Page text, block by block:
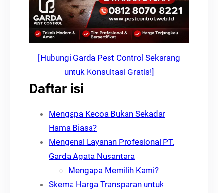
[Hubungi Garda Pest Control Sekarang
untuk Konsultasi Gratis!]
Daftar isi
Mengapa Kecoa Bukan Sekadar
Hama Biasa?
Mengenal Layanan Profesional PT.
Garda Agata Nusantara
Mengapa Memilih Kami?
Skema Harga Transparan untuk